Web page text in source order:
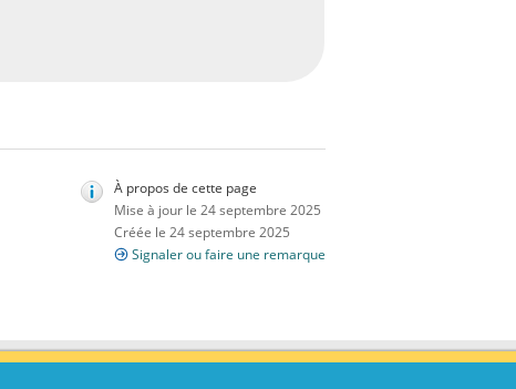
À propos de cette page
Mise à jour le 24 septembre 2025
Créée le 24 septembre 2025
Signaler ou faire une remarque